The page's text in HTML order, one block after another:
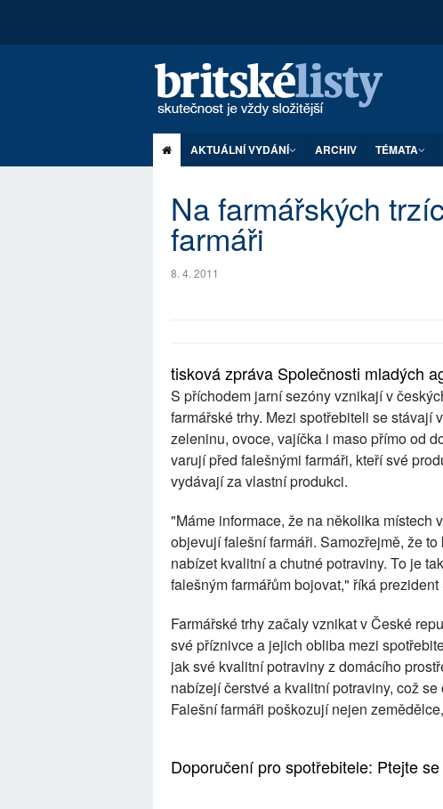
AKTUÁLNÍ VYDÁNÍ ARCHIV TÉMATA
Na farmářských
farmáři
8. 4. 2011
tisková zpráva Společnosti mladých
S příchodem jarní sezóny vznikají v
farmářské trhy. Mezi spotřebiteli se
zeleninu, ovoce, vajíčka i maso přímo od
varují před falešnými farmáři, kteří své
vydávají za vlastní produkci.
"Máme informace, že na několika místech
objevují falešní farmáři. Samozřejmě, že
nabízet kvalitní a chutné potraviny. To je
falešným farmářům bojovat," říká
Farmářské trhy začaly vznikat v České
své příznivce a jejich obliba mezi
jak své kvalitní potraviny z domácího
nabízejí čerstvé a kvalitní potraviny, což
Falešní farmáři poškozují nejen
Doporučení pro spotřebitele: Ptejte